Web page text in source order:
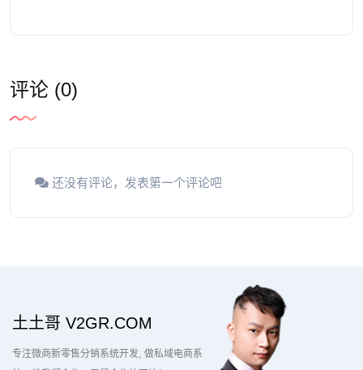
评论 (0)
还没有评论，发表第一个评论吧
土土哥 V2GR.COM
专注微商新零售分销系统开发 做私域电商系